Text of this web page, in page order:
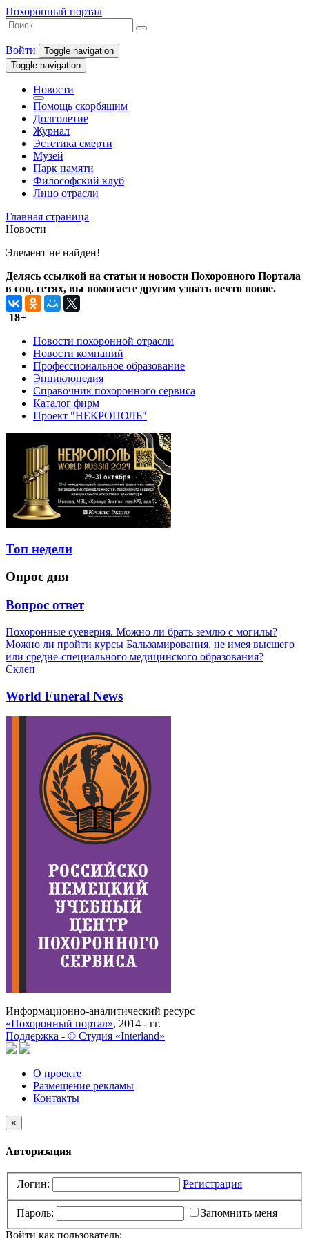
Похоронный портал
Войти
Toggle navigation
Toggle navigation
Новости
Помощь скорбящим
Долголетие
Журнал
Эстетика смерти
Музей
Парк памяти
Философский клуб
Лицо отрасли
Главная страница
Новости
Элемент не найден!
Делясь ссылкой на статьи и новости Похоронного Портала
в соц. сетях, вы помогаете другим узнать нечто новое.
18+
Новости похоронной отрасли
Новости компаний
Профессиональное образование
Энциклопедия
Справочник похоронного сервиса
Каталог фирм
Проект "НЕКРОПОЛЬ"
Топ недели
Опрос дня
Вопрос ответ
Похоронные суеверия. Можно ли брать землю с могилы?
Можно ли пройти курсы Бальзамирования, не имея высшего
или средне-специального медицинского образования?
Склеп
World Funeral News
Информационно-аналитический ресурс
«Похоронный портал», 2014 - гг.
Поддержка - © Cтудия «Interland»
О проекте
Размещение рекламы
Контакты
×
Авторизация
Логин: Регистрация
Пароль:
Запомнить меня
Войти как пользователь: